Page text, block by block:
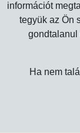
információt
tegyük az Ön
gondtalanul
Ha nem